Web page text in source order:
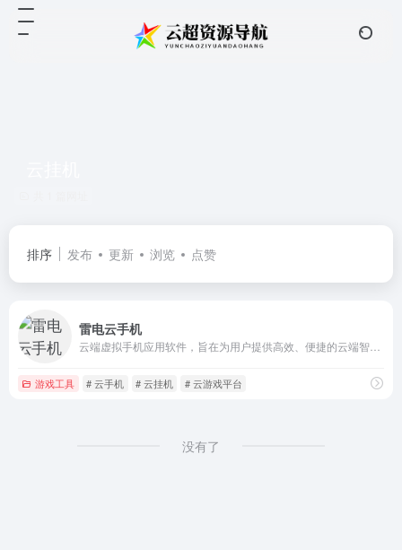
排序 发布 更新 浏览 点赞
雷电云手机
游戏工具 # 云手机 # 云挂机 # 云游戏平台
没有了